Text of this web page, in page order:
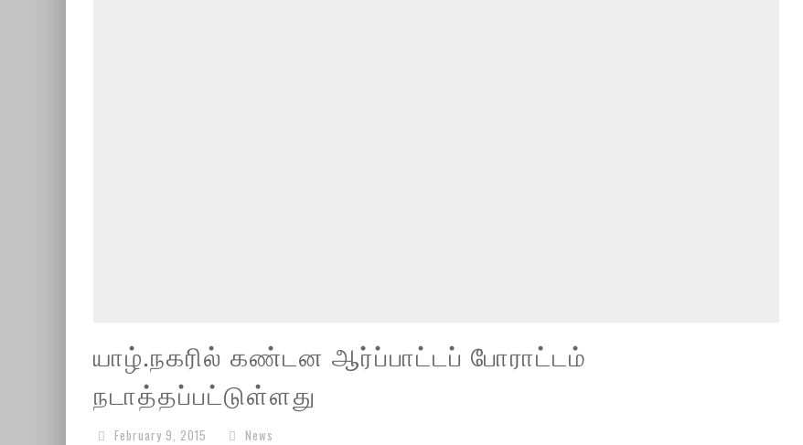
யாழ்.நகரில் கண்டன ஆர்ப்பாட்டப் போராட்டம்
நடாத்தப்பட்டுள்ளது
February 9, 2015 News